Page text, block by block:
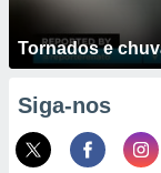
Tornados e
Siga-nos